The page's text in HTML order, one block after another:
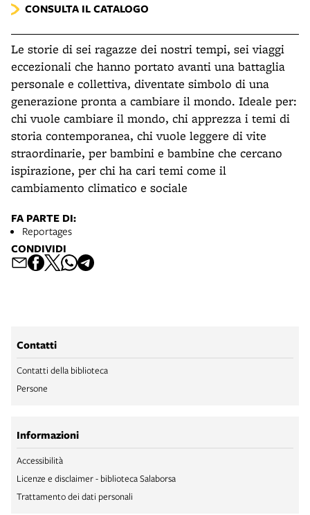
CONSULTA IL CATALOGO
Le storie di sei ragazze dei nostri tempi, sei viaggi
eccezionali che hanno portato avanti una battaglia
personale e collettiva, diventate simbolo di una
generazione pronta a cambiare il mondo. Ideale per:
chi vuole cambiare il mondo, chi apprezza i temi di
storia contemporanea, chi vuole leggere di vite
straordinarie, per bambini e bambine che cercano
ispirazione, per chi ha cari temi come il
cambiamento climatico e sociale
FA PARTE DI:
Reportages
CONDIVIDI
Contatti
Contatti della biblioteca
Persone
Informazioni
Accessibilità
Licenze e disclaimer - biblioteca Salaborsa
Trattamento dei dati personali